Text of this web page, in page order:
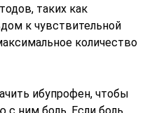
таких как
к чувствительной
количество
ибупрофен, чтобы